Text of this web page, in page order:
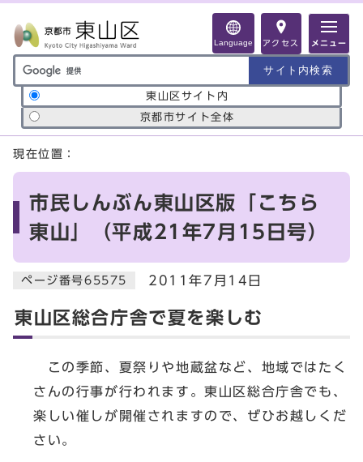
Language アクセス メニュー
サイト内検索の範囲
東山区サイト内
京都市サイト全体
ここから本文です
現在位置：
市民しんぶん東山区版「こちら
東山」（平成21年7月15日号）
ページ番号65575 2011年7月14日
東山区総合庁舎で夏を楽しむ
この季節、夏祭りや地蔵盆など、地域ではたく
さんの行事が行われます。東山区総合庁舎でも、
楽しい催しが開催されますので、ぜひお越しくだ
さい。